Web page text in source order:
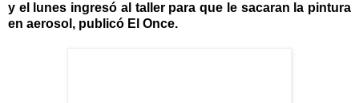
y el lunes ingresó al taller para que le sacaran la pintura
en aerosol, publicó El Once.